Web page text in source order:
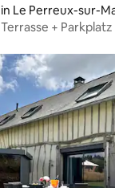
Le Perreux-sur-